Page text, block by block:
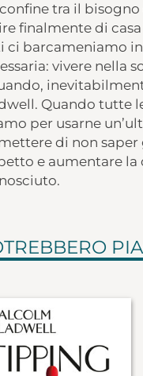
tra il
finalmente di
ci barcameniamo
vivere nella
Quando tutte
per usarne
di non saper
e aumentare